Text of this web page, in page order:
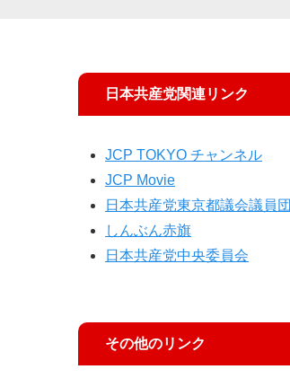
日本共産党関連リンク
JCP TOKYO チャンネル
JCP Movie
日本共産党東京都議会議員団
しんぶん赤旗
日本共産党中央委員会
その他のリンク